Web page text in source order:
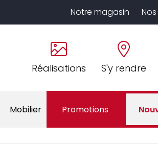
Réalisations S'y rendre
Notre magasin
Mobilier Promotions